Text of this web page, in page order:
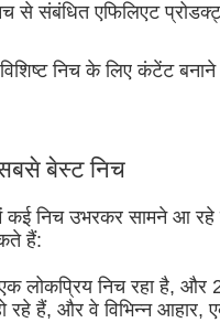
से संबंधित एफिलिएट
निच के लिए कंटेंट
बेस्ट निच
में कई निच उभरकर सामने आ
हैं:
लोकप्रिय निच रहा है,
हैं, और वे विभिन्न आहार,